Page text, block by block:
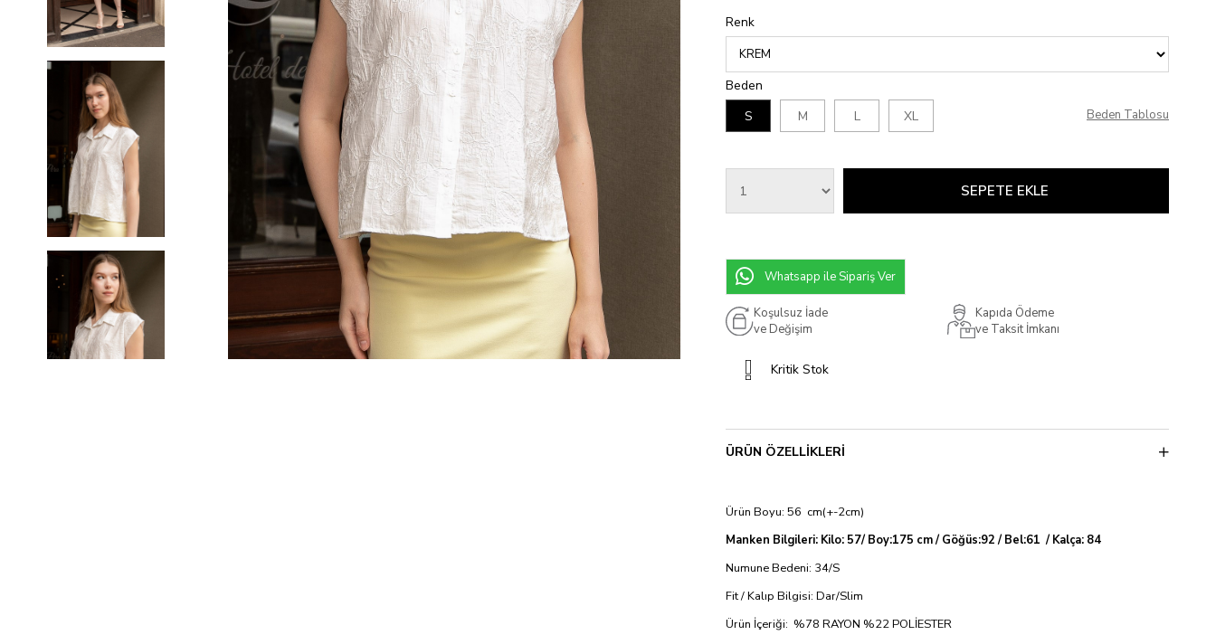
Renk
Beden
S
M L XL Beden Tablosu
Whatsapp ile Sipariş Ver
Koşulsuz İade
ve Değişim
Kapıda Ödeme
ve Taksit İmkanı
Kritik Stok
ÜRÜN ÖZELLIKLERI
Ürün Boyu: 56 cm(+-2cm)
Manken Bilgileri: Kilo: 57/ Boy:175 cm / Göğüs:92 / Bel:61 / Kalça: 84
Numune Bedeni: 34/S
Fit / Kalıp Bilgisi: Dar/Slim
Ürün İçeriği: %78 RAYON %22 POLİESTER